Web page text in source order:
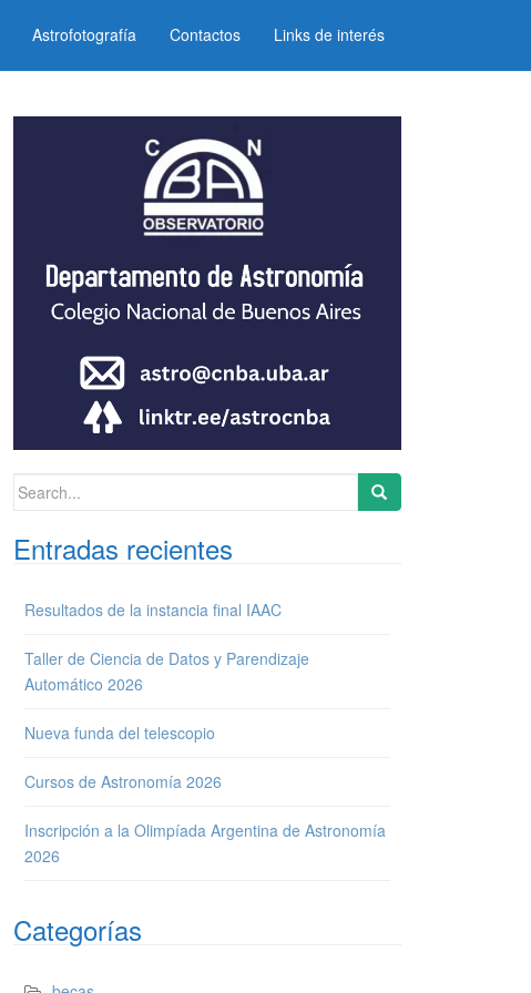
Astrofotografía Contactos Links de interés
Search for:
Entradas recientes
Resultados de la instancia final IAAC
Taller de Ciencia de Datos y Parendizaje
Automático 2026
Nueva funda del telescopio
Cursos de Astronomía 2026
Inscripción a la Olimpíada Argentina de Astronomía
2026
Categorías